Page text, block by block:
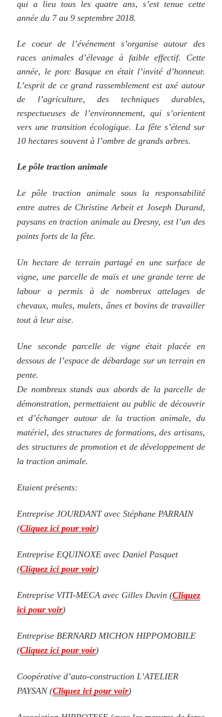
qui a lieu tous lesquatre ans, s’est tenue cette
année du 7 au 9 septembre 2018.
Le coeur de l’événement s’organise autour des
races animales d’élevage à faible effectif. Cette
année, le porc Basque en était l’invité d’honneur.
L’esprit de ce grand rassemblement est axé autour
de l’agriculture, des techniques durables,
respectueuses de l’environnement, qui s’orientent
vers une transition écologique. La fête s’étend sur
10 hectares souvent à l’ombre de grands arbres.
Le pôle traction animale
Le pôle traction animale sous la responsabilité
entre autres de Christine Arbeit et Joseph Durand,
paysans en traction animale au Dresny, est l’un des
points forts de la fête.
Un hectare de terrain partagé en une surface de
vigne, une parcelle de maïs et une grande terre de
labour a permis à de nombreux attelages de
chevaux, mules, mulets, ânes et bovins de travailler
tout à leur aise.
Une seconde parcelle de vigne était placée en
dessous de l’espace de débardage sur un terrain en
pente.
De nombreux stands aux abords de la parcelle de
démonstration, permettaient au public de découvrir
et d’échanger autour de la traction animale, du
matériel, des structures de formations, des artisans,
des structures de promotion et de développement de
la traction animale.
Etaient présents:
Entreprise JOURDANT avec Stéphane PARRAIN
(Cliquez ici pour voir)
Entreprise EQUINOXE avec Daniel Pasquet
(Cliquez ici pour voir)
Entreprise VITI-MECA avec Gilles Duvin (Cliquez
ici pour voir)
Entreprise BERNARD MICHON HIPPOMOBILE
(Cliquez ici pour voir)
Coopérative d’auto-construction L’ATELIER
PAYSAN (Cliquez ici pour voir)